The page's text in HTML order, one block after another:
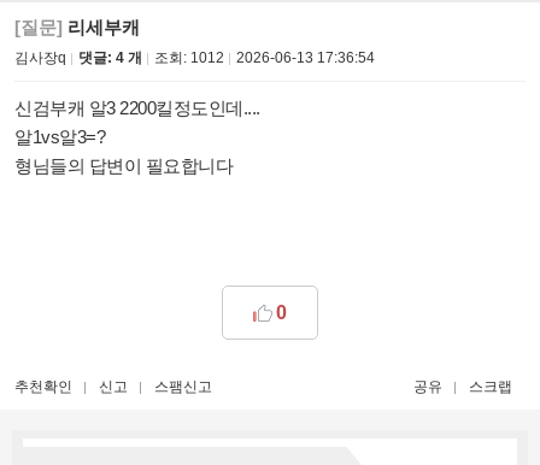
[질문] 리세부캐
김사장q 댓글: 4 개 조회: 1012 2026-06-13 17:36:54
신검부캐 알3 2200킬정도인데....
알1vs알3=?
형님들의 답변이 필요합니다
0
추천확인 신고 스팸신고 공유 스크랩